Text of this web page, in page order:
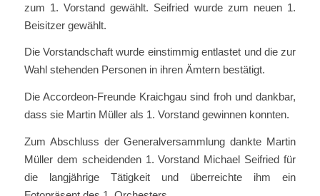
zum 1. Vorstand gewählt. Seifried wurde zum neuen 1.
Beisitzer gewählt.
Die Vorstandschaft wurde einstimmig entlastet und die zur
Wahl stehenden Personen in ihren Ämtern bestätigt.
Die Accordeon-Freunde Kraichgau sind froh und dankbar,
dass sie Martin Müller als 1. Vorstand gewinnen konnten.
Zum Abschluss der Generalversammlung dankte Martin
Müller dem scheidenden 1. Vorstand Michael Seifried für
die langjährige Tätigkeit und überreichte ihm ein